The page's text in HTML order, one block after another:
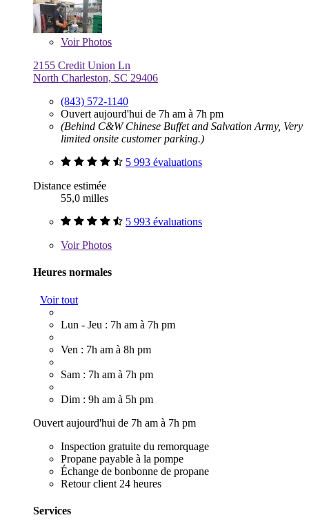
VoirPhotos
2155 Credit Union Ln
North Charleston, SC 29406
(843) 572-1140
Ouvert aujourd'hui de 7h am à 7h pm
(Behind C&W Chinese Buffet and Salvation Army, Very
limited onsite customer parking.)
5 993 évaluations
Distance estimée
55,0 milles
5 993 évaluations
VoirPhotos
Heures normales
Voir tout
Lun - Jeu : 7h am à 7h pm
Ven : 7h am à 8h pm
Sam : 7h am à 7h pm
Dim : 9h am à 5h pm
Ouvert aujourd'hui de 7h am à 7h pm
Inspection gratuite du remorquage
Propane payable à la pompe
Échange de bonbonne de propane
Retour client 24 heures
Services